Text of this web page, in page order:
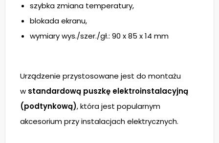
szybka zmiana temperatury,
blokada ekranu,
wymiary wys./szer./gł.: 90 x 85 x 14 mm
Urządzenie przystosowane jest do montażu
w standardową puszkę elektroinstalacyjną
(podtynkową), która jest popularnym
akcesorium przy instalacjach elektrycznych.